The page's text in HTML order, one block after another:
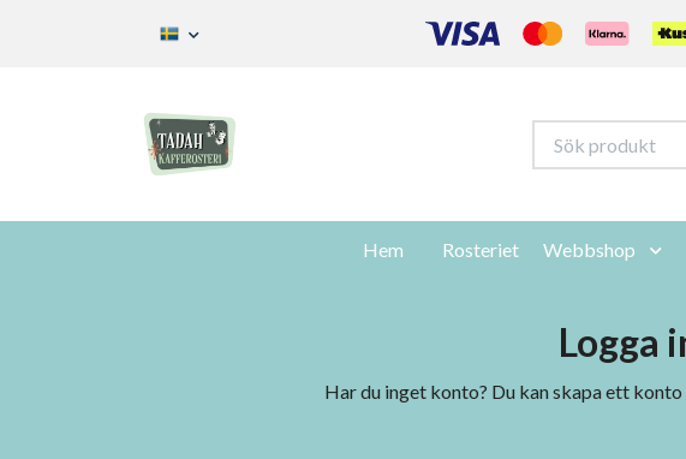
Hem Rosteriet Webbshop
Logga
Har du inget konto? Du kan skapa ett